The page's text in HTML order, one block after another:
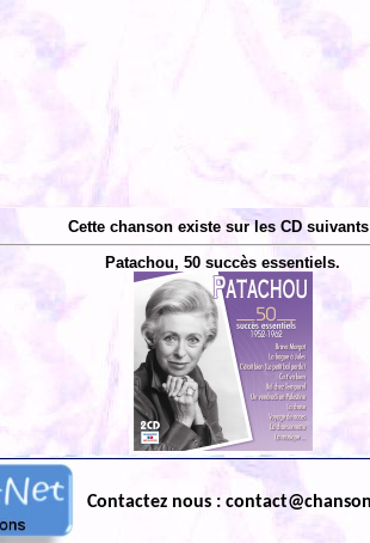
Cette chanson existe sur les CD
Patachou, 50 succès essentiels.
Contactez nous :